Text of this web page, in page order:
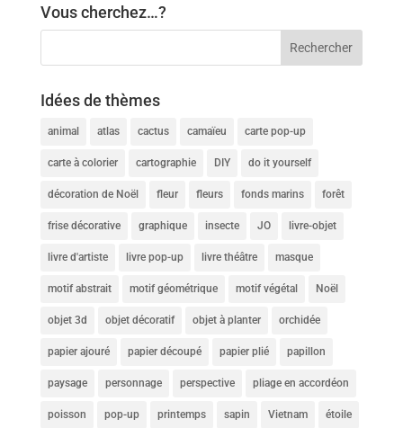
Vous cherchez…?
Idées de thèmes
animal atlas cactus camaïeu carte pop-up
carte à colorier cartographie DIY do it yourself
décoration de Noël fleur fleurs fonds marins forêt
frise décorative graphique insecte JO livre-objet
livre d'artiste livre pop-up livre théâtre masque
motif abstrait motif géométrique motif végétal Noël
objet 3d objet décoratif objet à planter orchidée
papier ajouré papier découpé papier plié papillon
paysage personnage perspective pliage en accordéon
poisson pop-up printemps sapin Vietnam étoile